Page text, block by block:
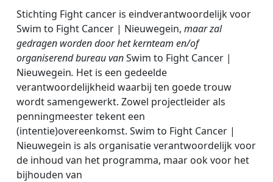
Stichting Fight cancer is eindverantwoordelijk voor
Swim to Fight Cancer | Nieuwegein, maar zal
gedragen worden door het kernteam en/of
organiserend bureau vanSwim to Fight Cancer |
Nieuwegein. Het is een gedeelde
verantwoordelijkheid waarbij ten goede trouw
wordt samengewerkt. Zowel projectleider als
penningmeester tekent een
(intentie)overeenkomst. Swim to Fight Cancer |
Nieuwegein is als organisatie verantwoordelijk voor
de inhoud van het programma, maar ook voor het
bijhouden van